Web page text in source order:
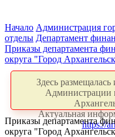
Начало Администрация
отделы Департамент
Приказы департамента
округа "Город
Здесь
Администрации
Актуальная
https://
Приказы департамента
округа "Город